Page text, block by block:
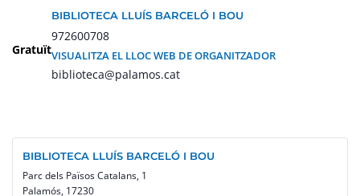
Gratuït
BIBLIOTECA LLUÍS BARCELÓ I BOU
972600708
VISUALITZA EL LLOC WEB DE ORGANITZADOR
biblioteca@palamos.cat
BIBLIOTECA LLUÍS BARCELÓ I BOU
Parc dels Països Catalans, 1
Palamós, 17230